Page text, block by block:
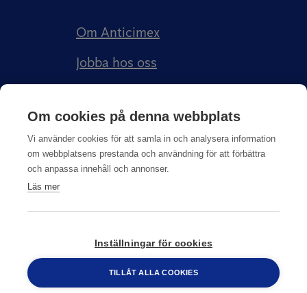
Om Anticimex
Jobba hos oss
Anticimex Försäkringar AB
Integritetspolicy
© Copyright2026Anticimex
Om cookies på denna webbplats
Vi använder cookies för att samla in och analysera information
om webbplatsens prestanda och användning för att förbättra
och anpassa innehåll och annonser.
Läs mer
Inställningar för cookies
TILLÅT ALLA COOKIES